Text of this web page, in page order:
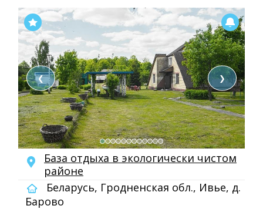
❮ ❯
База отдыха в экологически чистом
районе
Беларусь, Гродненская обл., Ивье, д.
Барово